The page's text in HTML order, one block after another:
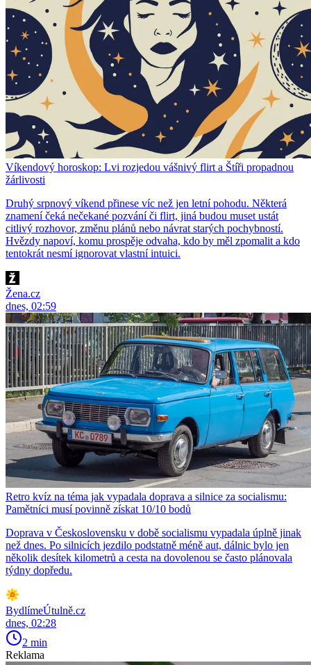
Víkendový horoskop: Lvi rozjedou vášnivý flirt a Štíři propadnou
žárlivosti
Druhý srpnový víkend přinese víc než jen letní pohodu. Některá
znamení čeká nečekané pozvání či flirt, jiná budou muset ustát
citlivý rozhovor, změnu plánů nebo návrat starých pochybností.
Hvězdy napoví, komu prospěje odvaha, kdo by měl zpomalit a kdo
tentokrát nesmí ignorovat vlastní intuici.
Žena.cz
dnes, 02:59
Retro kvíz na téma jak vypadala doprava a silnice za socialismu:
Pamětníci musí povinně získat 10/10 bodů
Doprava v Československu v době socialismu vypadala úplně jinak
než dnes. Po silnicích jezdilo podstatně méně aut, dálnic bylo jen
několik desítek kilometrů a cesta na dovolenou se často plánovala
týdny dopředu.
BydlímeÚtulně.cz
dnes, 02:28
2 min
Reklama